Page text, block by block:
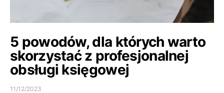
5 powodów, dla których warto
skorzystać z profesjonalnej
obsługi księgowej
11/12/2023